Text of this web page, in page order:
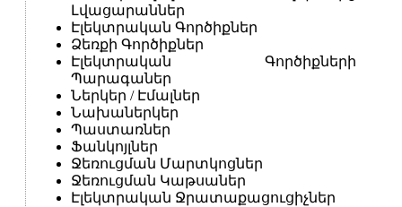
Լվացարաններ
Էլեկտրական Գործիքներ
Ձեռքի Գործիքներ
Էլեկտրական Գործիքների
Պարագաներ
Ներկեր / Էմալներ
Նախաներկեր
Պաստառներ
Ֆանկոյլներ
Ջեռուցման Մարտկոցներ
Ջեռուցման Կաթսաներ
Էլեկտրական Ջրատաքացուցիչներ